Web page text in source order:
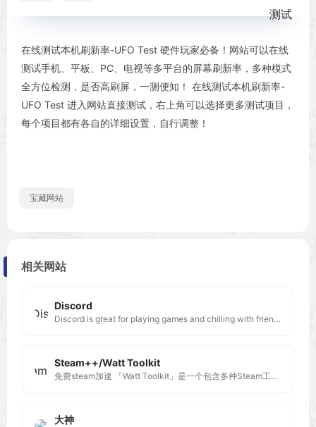
在线测试本机刷新率-UFO Test 硬件玩家必备！网站可以在线
测试手机、平板、PC、电视等多平台的屏幕刷新率，多种模式
全方位检测，是否高刷屏，一测便知！ 在线测试本机刷新率-
UFO Test 进入网站直接测试，右上角可以选择更多测试项目，
每个项目都有各自的详细设置，自行调整！
宝藏网站
相关网站
Discord
Discord is great for playing games and chilling with friends, or even building a worldwide community. Customize your own space to talk, play, and hang out.
Steam++/Watt Toolkit
免费steam加速 「Watt Toolkit」是一个包含多种Steam工具功能的工具箱。
大神